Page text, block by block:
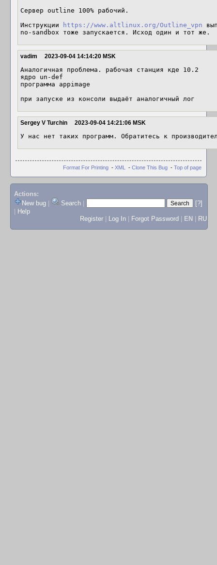
Сервер outline 100% рабочий.
Инструкции
https://www.altlinux.org/Outline_vpn
no-sandbox тоже запускается. Исход один и тот же.
vadim 2023-09-04 14:14:20 MSK
Аналогичная проблема. рабочая станция кде 10.2
ядро un-def
программа appimage
при запуске из консоли выдаёт аналогичный лог
Sergey V Turchin 2023-09-04 14:21:06 MSK
У нас нет таких программ. Обратитесь к
Format For Printing - XML - Clone This Bug - Top of page
Actions:
New bug
Search
[?]
Help
Register
Log In Forgot Password EN RU